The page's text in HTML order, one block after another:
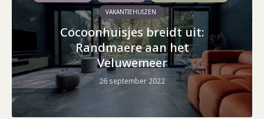
VAKANTIEHUIZEN
Cocoonhuisjes breidt uit:
Randmaere aan het
Veluwemeer
26 september 2022